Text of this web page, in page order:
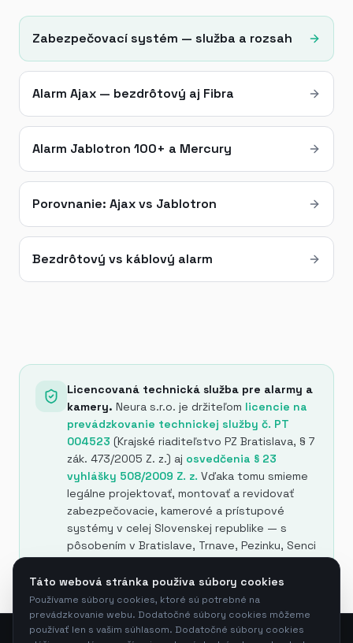
Zabezpečovací systém — služba a rozsah
Alarm Ajax — bezdrôtový aj Fibra
Alarm Jablotron 100+ a Mercury
Porovnanie: Ajax vs Jablotron
Bezdrôtový vs káblový alarm
Licencovaná technická služba pre alarmy a
kamery. Neura s.r.o. je držiteľom licencie na
prevádzkovanie technickej služby č. PT
004523 (Krajské riaditeľstvo PZ Bratislava, § 7
zák. 473/2005 Z. z.) aj osvedčenia § 23
vyhlášky 508/2009 Z. z. Vďaka tomu smieme
legálne projektovať, montovať a revidovať
zabezpečovacie, kamerové a prístupové
systémy v celej Slovenskej republike — s
pôsobením v Bratislave, Trnave, Pezinku, Senci
Táto webová stránka používa súbory cookies
Používame súbory cookies, ktoré sú potrebné na
prevádzkovanie webu. Dodatočné súbory cookies môžeme
používať len s vašim súhlasom. Dodatočné súbory cookies